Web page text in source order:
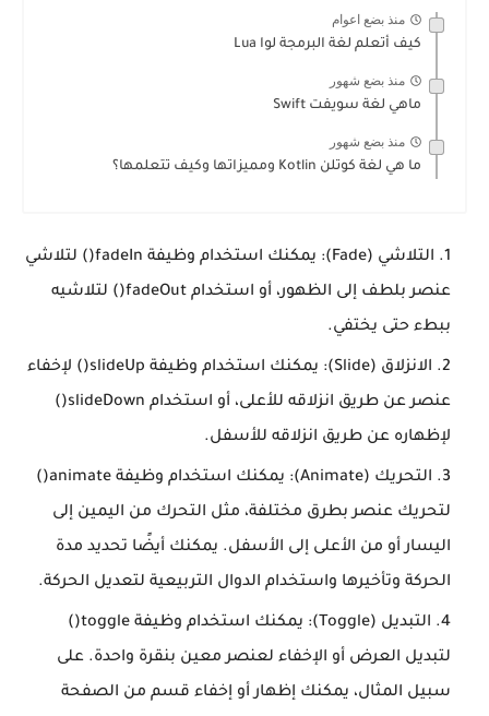
منذ بضع اعوام
كيف أتعلم لغة البرمجة لوا Lua
منذ بضع شهور
ماهي لغة سويفت Swift
منذ بضع شهور
ما هي لغة كوتلن Kotlin ومميزاتها وكيف تتعلمها؟
التلاشي (Fade): يمكنك استخدام وظيفة fadeIn() لتلاشي
عنصر بلطف إلى الظهور، أو استخدام fadeOut() لتلاشيه
ببطء حتى يختفي.
الانزلاق (Slide): يمكنك استخدام وظيفة slideUp() لإخفاء
عنصر عن طريق انزلاقه للأعلى، أو استخدام slideDown()
لإظهاره عن طريق انزلاقه للأسفل.
التحريك (Animate): يمكنك استخدام وظيفة animate()
لتحريك عنصر بطرق مختلفة، مثل التحرك من اليمين إلى
اليسار أو من الأعلى إلى الأسفل. يمكنك أيضًا تحديد مدة
الحركة وتأخيرها واستخدام الدوال التربيعية لتعديل الحركة.
التبديل (Toggle): يمكنك استخدام وظيفة toggle()
لتبديل العرض أو الإخفاء لعنصر معين بنقرة واحدة. على
سبيل المثال، يمكنك إظهار أو إخفاء قسم من الصفحة